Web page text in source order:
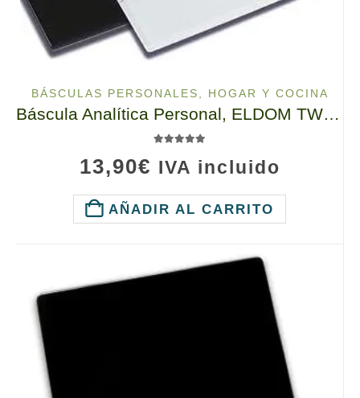
BÁSCULAS PERSONALES HOGAR Y COCINA
Báscula Analítica Personal, ELDOM TWO140, Hasta 150kg, en 2 Colores
13,90€ IVA incluido
AÑADIR AL CARRITO